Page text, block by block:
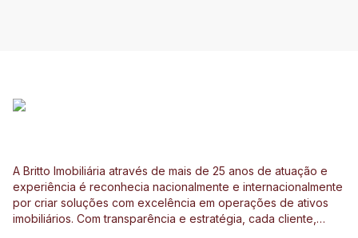
A Britto Imobiliária através de mais de 25 anos de atuação e
experiência é reconhecia nacionalmente e internacionalmente
por criar soluções com excelência em operações de ativos
imobiliários. Com transparência e estratégia, cada cliente,